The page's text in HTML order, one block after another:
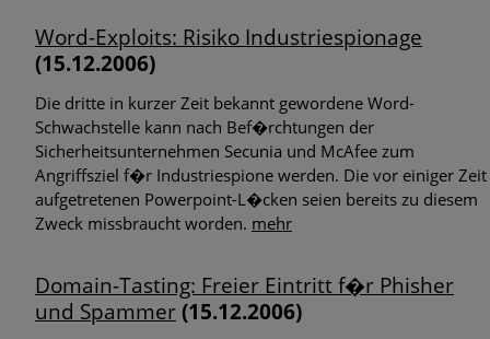
Word-Exploits: Risiko Industriespionage
(15.12.2006)
Die dritte in kurzer Zeit bekannt gewordene Word-
Schwachstelle kann nach Bef�rchtungen der
Sicherheitsunternehmen Secunia und McAfee zum
Angriffsziel f�r Industriespione werden. Die vor einiger Zeit
aufgetretenen Powerpoint-L�cken seien bereits zu diesem
Zweck missbraucht worden. mehr
Domain-Tasting: Freier Eintritt f�r Phisher
und Spammer(15.12.2006)